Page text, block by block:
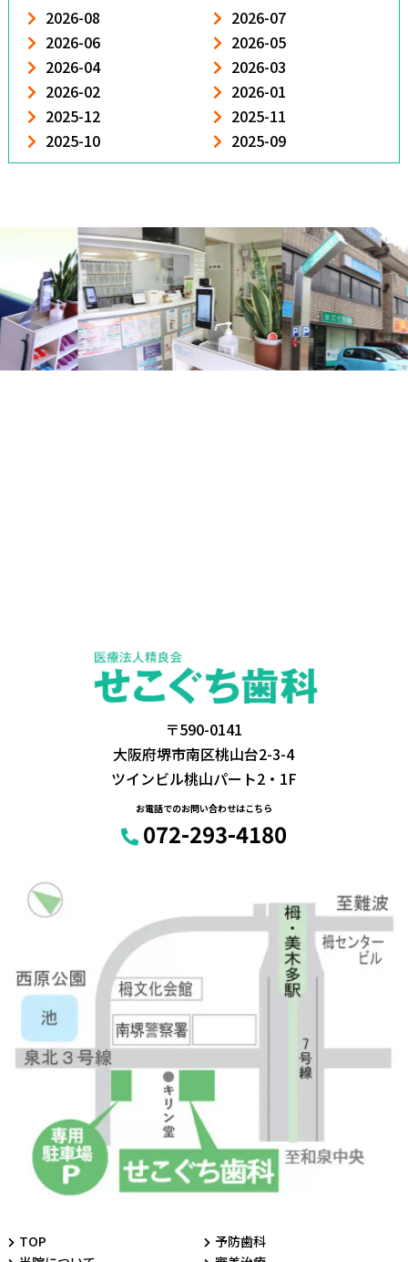
2026-08
2026-07
2026-06
2026-05
2026-04
2026-03
2026-02
2026-01
2025-12
2025-11
2025-10
2025-09
〒590-0141
大阪府堺市南区桃山台2-3-4
ツインビル桃山パート2・1F
お電話でのお問い合わせはこちら
072-293-4180
TOP
予防歯科